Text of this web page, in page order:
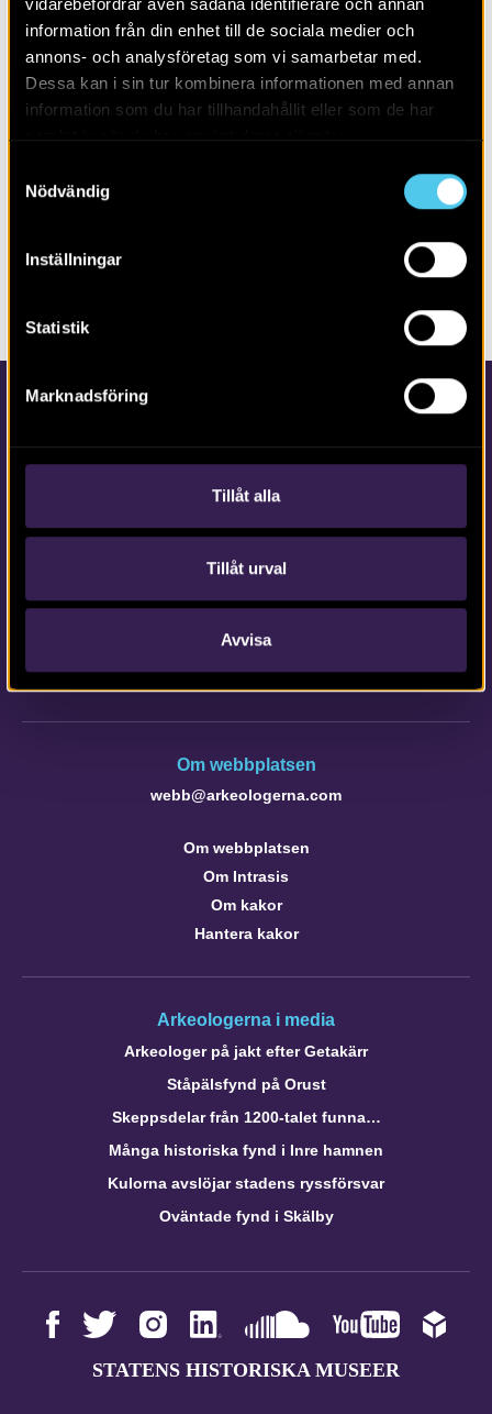
information från din enhet till de sociala medier och
annons- och analysföretag som vi samarbetar med.
Dessa kan i sin tur kombinera informationen med annan
information som du har tillhandahållit eller som de har
Nödvändig
Inställningar
Statistik
Marknadsföring
Tillåt alla
Tillåt urval
Avvisa
LÄS MER OM:
PUBLIKATION RAPPORTER SÖDERMANLAND
BRONSÅLDER FÄRDVÄG
FÖRVARINGSANLÄGGNING
SÖDERMANLAND
DELA SIDAN
Tfn vx: 010-480 80 00
info@arkeologerna.com
Om webbplatsen
webb@arkeologerna.com
Om webbplatsen
Om Intrasis
Om kakor
Hantera kakor
Arkeologerna i media
Arkeologer på jakt efter Getakärr
Ståpälsfynd på Orust
Skeppsdelar från 1200-talet funna…
Många historiska fynd i Inre hamnen
Kulorna avslöjar stadens ryssförsvar
Oväntade fynd i Skälby
STATENS HISTORISKA MUSEER